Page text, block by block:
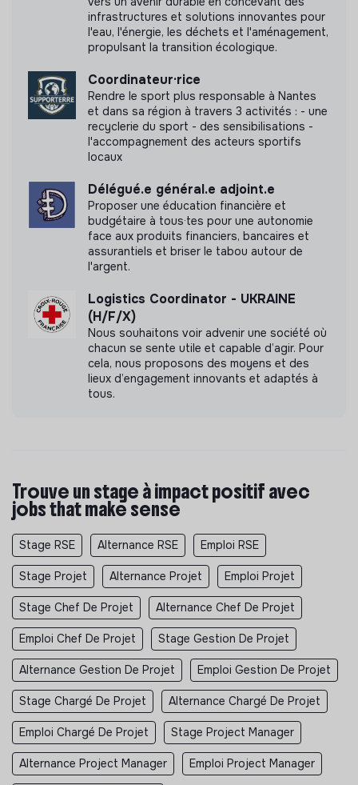
infrastructures et solutions innovantes pour
l'eau, l'énergie, les déchets et l'aménagement,
propulsant la transition écologique.
Coordinateur·rice
Rendre le sport plus responsable à Nantes
et dans sa région à travers 3 activités : - une
recyclerie du sport - des sensibilisations -
l'accompagnement des acteurs sportifs
locaux
Délégué.e général.e adjoint.e
Proposer une éducation financière et
budgétaire à tous·tes pour une autonomie
face aux produits financiers, bancaires et
assurantiels et briser le tabou autour de
l'argent.
Logistics Coordinator - UKRAINE
(H/F/X)
Nous souhaitons voir advenir une société où
chacun se sente utile et capable d’agir. Pour
cela, nous proposons des moyens et des
lieux d’engagement innovants et adaptés à
tous.
Trouve un stage à impact positif avec
jobs that make sense
Stage RSE Alternance RSE Emploi RSE
Stage Projet Alternance Projet Emploi Projet
Stage Chef De Projet Alternance Chef De Projet
Emploi Chef De Projet Stage Gestion De Projet
Alternance Gestion De Projet Emploi Gestion De Projet
Stage Chargé De Projet Alternance Chargé De Projet
Emploi Chargé De Projet Stage Project Manager
Alternance Project Manager Emploi Project Manager